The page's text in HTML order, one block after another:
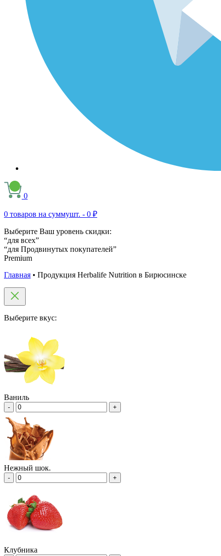
0
0 товаров на суммушт. - 0 ₽
Выберите Ваш уровень скидки:
“для всех”
“для Продвинутых покупателей”
Premium
Главная • Продукция Herbalife Nutrition в Бирюсинске
Выберите вкус:
Ваниль
- +
Нежный шок.
- +
Клубника